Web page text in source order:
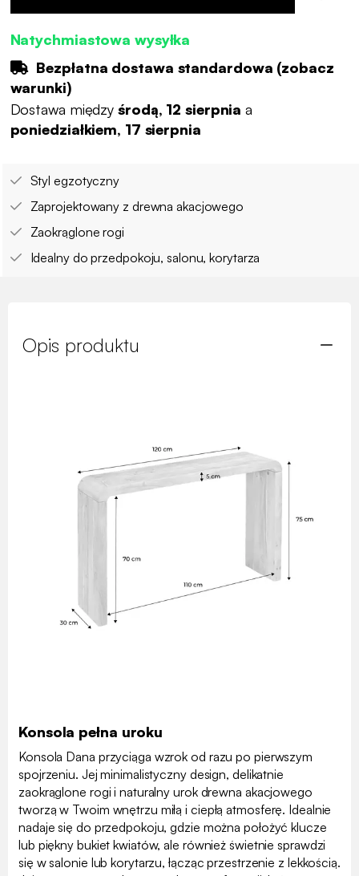
Natychmiastowa wysyłka
Bezpłatna dostawa standardowa (zobacz
warunki)
Dostawa między środą, 12 sierpnia a
poniedziałkiem, 17 sierpnia
Styl egzotyczny
Zaprojektowany z drewna akacjowego
Zaokrąglone rogi
Idealny do przedpokoju, salonu, korytarza
Opis produktu
Konsola pełna uroku
Konsola Dana przyciąga wzrok od razu po pierwszym
spojrzeniu. Jej minimalistyczny design, delikatnie
zaokrąglone rogi i naturalny urok drewna akacjowego
tworzą w Twoim wnętrzu miłą i ciepłą atmosferę. Idealnie
nadaje się do przedpokoju, gdzie można położyć klucze
lub piękny bukiet kwiatów, ale również świetnie sprawdzi
się w salonie lub korytarzu, łącząc przestrzenie z lekkością.